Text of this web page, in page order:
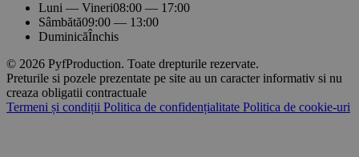
Luni — Vineri08:00 — 17:00
Sâmbătă09:00 — 13:00
DuminicăÎnchis
© 2026 PyfProduction. Toate drepturile rezervate.
Preturile si pozele prezentate pe site au un caracter informativ si nu
creaza obligatii contractuale
Termeni și condiții Politica de confidențialitate Politica de cookie-uri